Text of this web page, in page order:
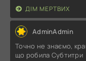
ДІМ МЕРТВИХ
AdminAdmin
Точно не знаємо,
що робила Субтитри